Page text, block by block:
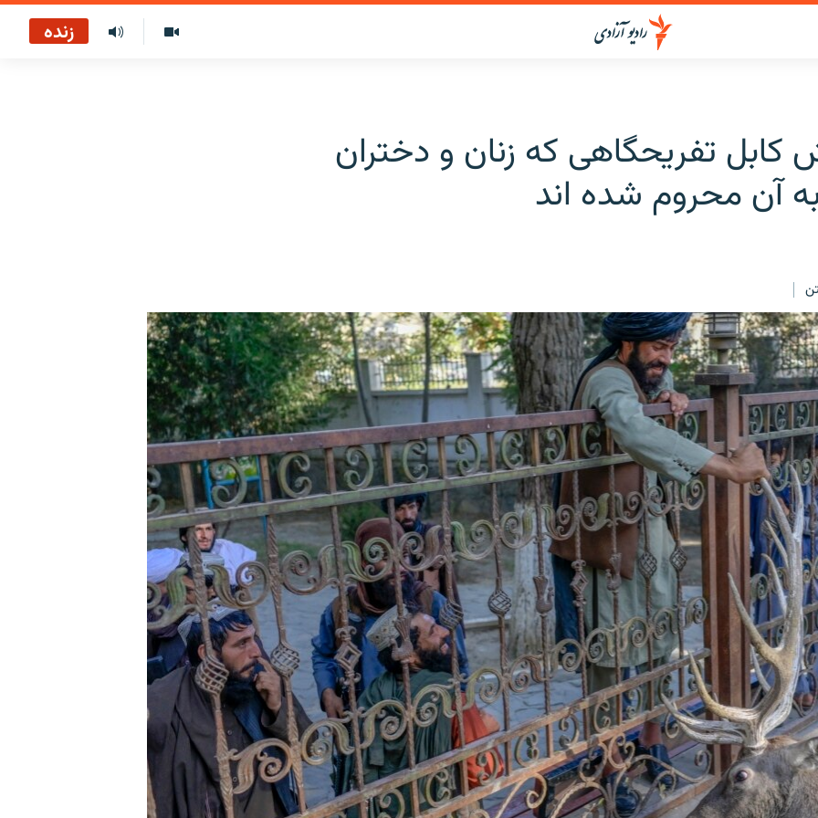
زنده
تفریحگاهی که زنان و دختران
آن محروم شده اند